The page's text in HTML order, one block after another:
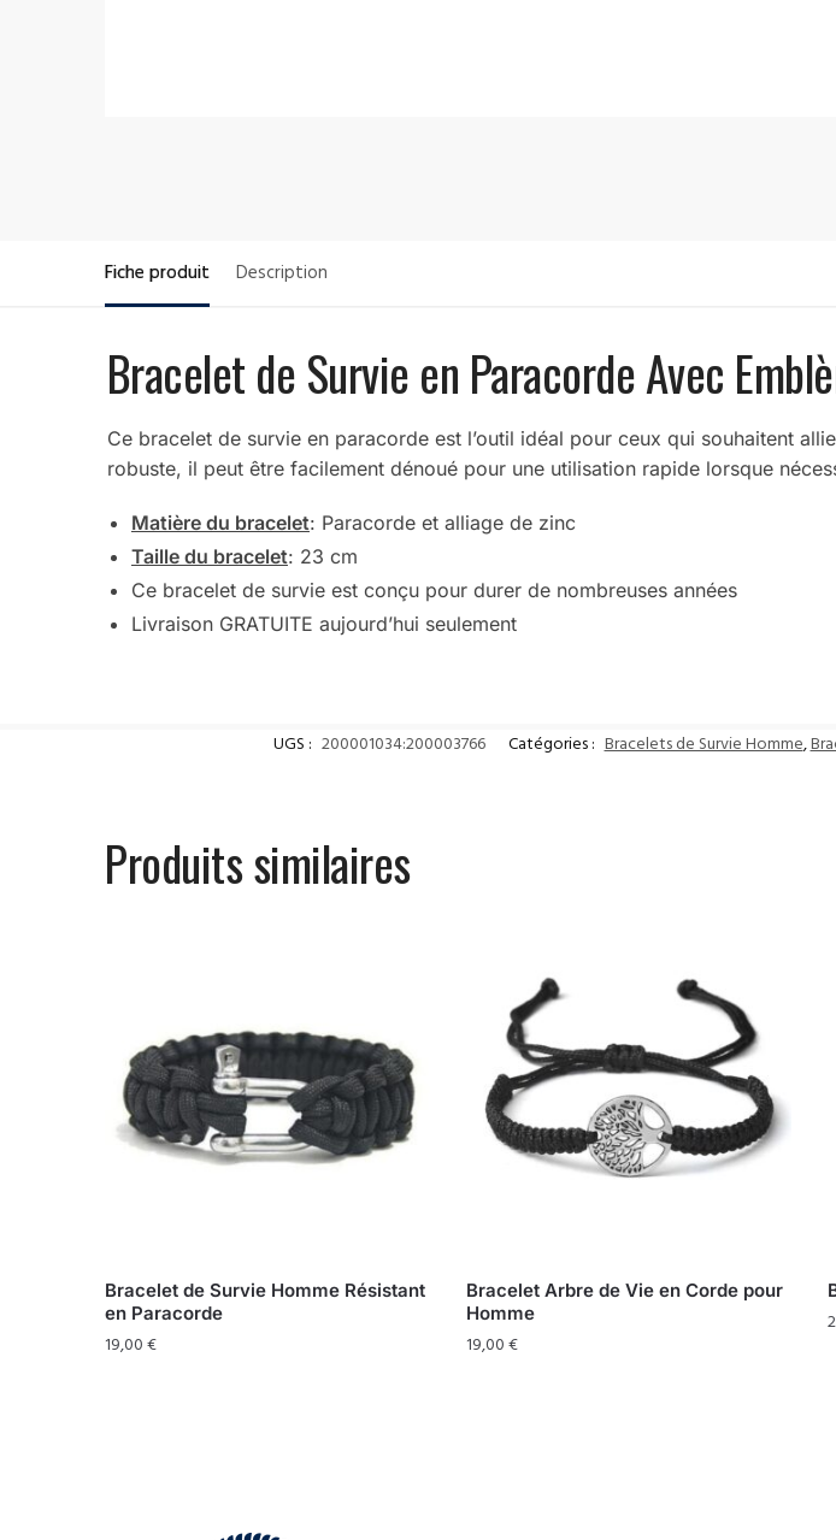
Fiche produit Description
Bracelet de Survie en Paracorde Avec
Ce bracelet de survie en paracorde est l’outil idéal pour ceux qui souhaitent
robuste, il peut être facilement dénoué pour une utilisation rapide lorsque
Matière du bracelet: Paracorde et alliage de zinc
Taille du bracelet: 23 cm
Ce bracelet de survie est conçu pour durer de nombreuses années
Livraison GRATUITE aujourd’hui seulement
UGS : 200001034:200003766 Catégories : Bracelets de Survie Homme,
Produits similaires
Bracelet de Survie Homme Résistant
en Paracorde
19,00€
Bracelet Arbre de Vie en Corde pour
Homme
19,00€